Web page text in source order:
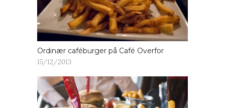
Ordinær caféburger på Café Overfor
15/12/2013